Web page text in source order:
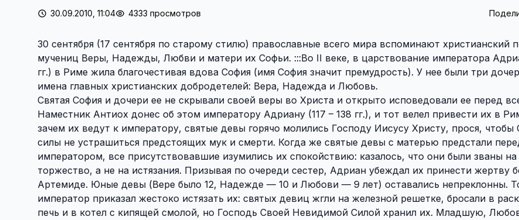
30.09.2010, 11:04 4333 просмотров
30 сентября (17 сентября по старому стилю) православные всего мира вспоминают христианский
мучениц Веры, Надежды, Любви и матери их Софьи. :::Во II веке, в царствование императора
гг.) в Риме жила благочестивая вдова София (имя София значит премудрость). У нее были три
имена главных христианских добродетелей: Вера, Надежда и Любовь.
Святая София и дочери ее не скрывали своей веры во Христа и открыто исповедовали ее перед
Наместник Антиох донес об этом императору Адриану (117 – 138 гг.), и тот велел привести их в
зачем их ведут к императору, святые девы горячо молились Господу Иисусу Христу, прося,
силы не устрашиться предстоящих мук и смерти. Когда же святые девы с матерью предстали
императором, все присутствовавшие изумились их спокойствию: казалось, что они были званы на
торжество, а не на истязания. Призывая по очереди сестер, Адриан убеждал их принести жертву
Артемиде. Юные девы (Вере было 12, Надежде — 10 и Любови — 9 лет) оставались непреклонны.
император приказал жестоко истязать их: святых девиц жгли на железной решетке, бросали в
печь и в котел с кипящей смолой, но Господь Своей Невидимой Силой хранил их. Младшую,